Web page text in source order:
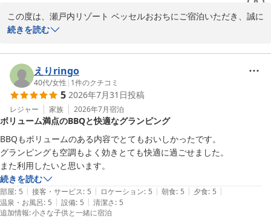
この度は、瀬戸内リゾート ベッセルおおちにご宿泊いただき、誠に
ありがとうございました。また、温かい口コミと高評価をお寄せい
7月末の厳しい酷暑の中でのご滞在となりましたが、ナチュラルテ
ント内のエアコンがしっかりと効いて快適にお過ごしいただけたと
のこと、大変安心いたしました。
また、「また来たいです」という最高のお言葉をいただき、スタッ
フ一同とても嬉しく、日々の励みとなります。
今後ともお客様により一層ご満足いただける施設づくりとサービス
の向上に努めてまいります。お客様のまたのお越しを、スタッフ一
同心よりお待ちしております。
瀬戸内リゾートベッセルおおち
副支配人　防越
続きを読む
えりringo
40代/女性 | 1件のクチコミ
5 2026年7月31日投稿
レジャー 家族 2026年7月宿泊
ボリューム満点のBBQと快適なグランピング
BBQもボリュームのある内容でとてもおいしかったです。
グランピングも空調もよく効きとても快適に過ごせました。
また利用したいと思います。
続きを読む
部屋: 5 | 接客・サービス: 5 | ロケーション: 5 | 朝食: 5 | 夕食: 5 |
温泉・お風呂: 5 | 設備: 5 | 清潔さ: 5
追加情報:小さな子供と一緒に宿泊